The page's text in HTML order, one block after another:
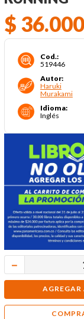
$ 36.000
Cod.:
519446
Autor:
Haruki
Murakami
Idioma:
Inglés
－